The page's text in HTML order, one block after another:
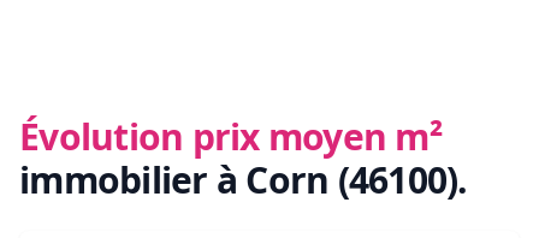
Évolution prix moyen m²
immobilier à Corn (46100).